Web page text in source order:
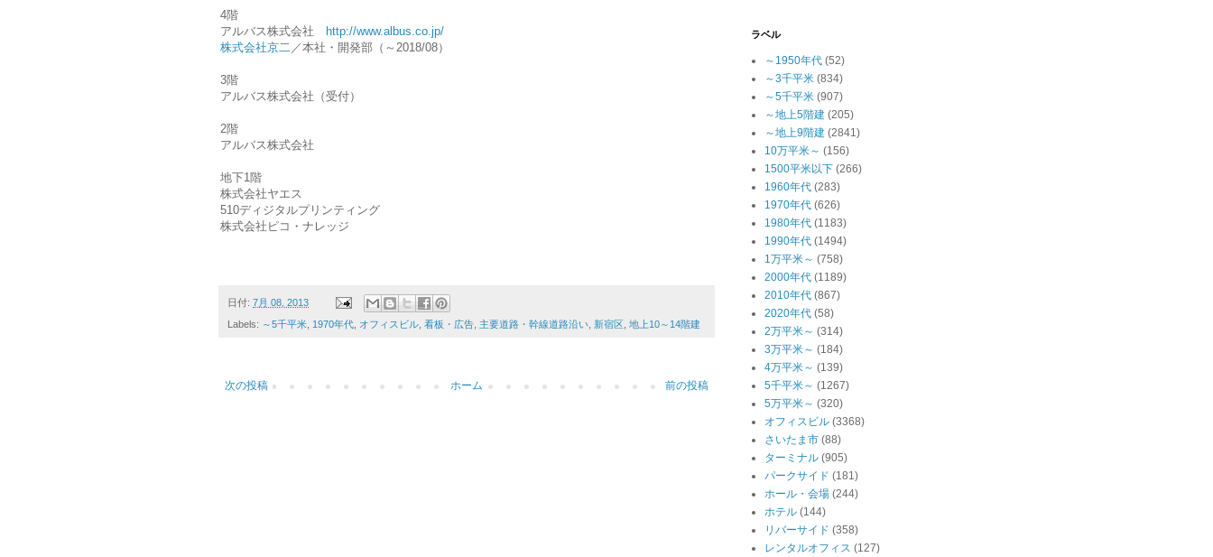
4階
アルバス株式会社 http://www.albus.co.jp/
株式会社京二 ／本社・開発部（～2018/08）
3階
アルバス株式会社（受付）
2階
アルバス株式会社
地下1階
株式会社ヤエス
510ディジタルプリンティング
株式会社ピコ・ナレッジ
日付: 7月 08, 2013
Labels: ～5千平米 1970年代 オフィスビル 看板・広告 主要道路・幹線道路沿い 新宿区 地上10～14階建
次の投稿 前の投稿
ホーム
ラベル
～1950年代 (52)
～3千平米 (834)
～5千平米 (907)
～地上5階建 (205)
～地上9階建 (2841)
10万平米～ (156)
1500平米以下 (266)
1960年代 (283)
1970年代 (626)
1980年代 (1183)
1990年代 (1494)
1万平米～ (758)
2000年代 (1189)
2010年代 (867)
2020年代 (58)
2万平米～ (314)
3万平米～ (184)
4万平米～ (139)
5千平米～ (1267)
5万平米～ (320)
オフィスビル (3368)
さいたま市 (88)
ターミナル (905)
パークサイド (181)
ホール・会場 (244)
ホテル (144)
リバーサイド (358)
レンタルオフィス (127)